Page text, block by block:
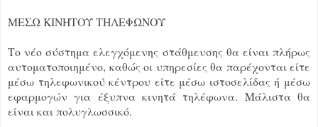
ΜΕΣΩ ΚΙΝΗΤΟΥ ΤΗΛΕΦΩΝΟΥ
Το νέο σύστημα ελεγχόμενης στάθμευσης θα είναι πλήρως
αυτοματοποιημένο, καθώς οι υπηρεσίες θα παρέχονται είτε
μέσω τηλεφωνικού κέντρου είτε μέσω ιστοσελίδας ή μέσω
εφαρμογών για έξυπνα κινητά τηλέφωνα. Μάλιστα θα
είναι και πολυγλωσσικό.